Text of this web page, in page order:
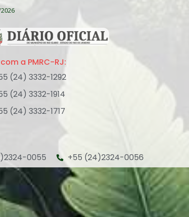
a PMRC-RJ:
(24) 3332-1292
(24) 3332-1914
(24) 3332-1717
0055 +55 (24)2324-0056